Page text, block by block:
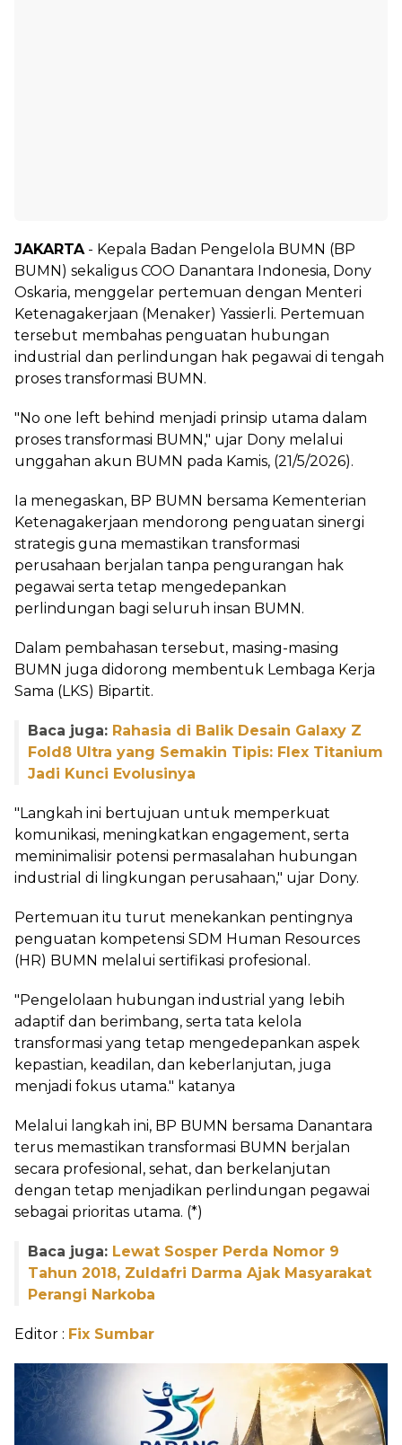
JAKARTA- Kepala Badan Pengelola BUMN (BP
BUMN) sekaligus COO Danantara Indonesia, Dony
Oskaria, menggelar pertemuan dengan Menteri
Ketenagakerjaan (Menaker) Yassierli. Pertemuan
tersebut membahas penguatan hubungan
industrial dan perlindungan hak pegawai di tengah
proses transformasi BUMN.
‎"No one left behind menjadi prinsip utama dalam
proses transformasi BUMN," ujar Dony melalui
unggahan akun BUMN pada Kamis, (21/5/2026).
‎Ia menegaskan, BP BUMN bersama Kementerian
Ketenagakerjaan mendorong penguatan sinergi
strategis guna memastikan transformasi
perusahaan berjalan tanpa pengurangan hak
pegawai serta tetap mengedepankan
perlindungan bagi seluruh insan BUMN.
‎Dalam pembahasan tersebut, masing-masing
BUMN juga didorong membentuk Lembaga Kerja
Sama (LKS) Bipartit.
Baca juga: Rahasia di Balik Desain Galaxy Z
Fold8 Ultra yang Semakin Tipis: Flex Titanium
Jadi Kunci Evolusinya
‎"Langkah ini bertujuan untuk memperkuat
komunikasi, meningkatkan engagement, serta
meminimalisir potensi permasalahan hubungan
industrial di lingkungan perusahaan," ujar Dony.
‎Pertemuan itu turut menekankan pentingnya
penguatan kompetensi SDM Human Resources
(HR) BUMN melalui sertifikasi profesional.
‎"Pengelolaan hubungan industrial yang lebih
adaptif dan berimbang, serta tata kelola
transformasi yang tetap mengedepankan aspek
kepastian, keadilan, dan keberlanjutan, juga
menjadi fokus utama." katanya
‎Melalui langkah ini, BP BUMN bersama Danantara
terus memastikan transformasi BUMN berjalan
secara profesional, sehat, dan berkelanjutan
dengan tetap menjadikan perlindungan pegawai
sebagai prioritas utama. (*)
Baca juga: Lewat Sosper Perda Nomor 9
Tahun 2018, Zuldafri Darma Ajak Masyarakat
Perangi Narkoba
Editor : Fix Sumbar